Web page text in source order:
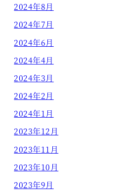
2024年8月
2024年7月
2024年6月
2024年4月
2024年3月
2024年2月
2024年1月
2023年12月
2023年11月
2023年10月
2023年9月